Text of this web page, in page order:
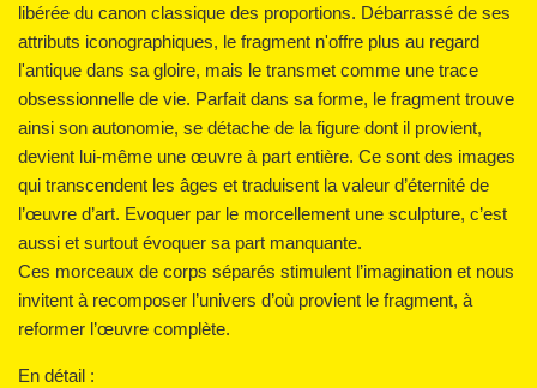
libérée du canon classique des proportions. Débarrassé de ses
attributs iconographiques, le fragment n'offre plus au regard
l'antique dans sa gloire, mais le transmet comme une trace
obsessionnelle de vie. Parfait dans sa forme, le fragment trouve
ainsi son autonomie, se détache de la figure dont il provient,
devient lui-même une œuvre à part entière. Ce sont des images
qui transcendent les âges et traduisent la valeur d’éternité de
l’œuvre d’art. Evoquer par le morcellement une sculpture, c’est
aussi et surtout évoquer sa part manquante.
Ces morceaux de corps séparés stimulent l’imagination et nous
invitent à recomposer l’univers d’où provient le fragment, à
reformer l’œuvre complète.
En détail :